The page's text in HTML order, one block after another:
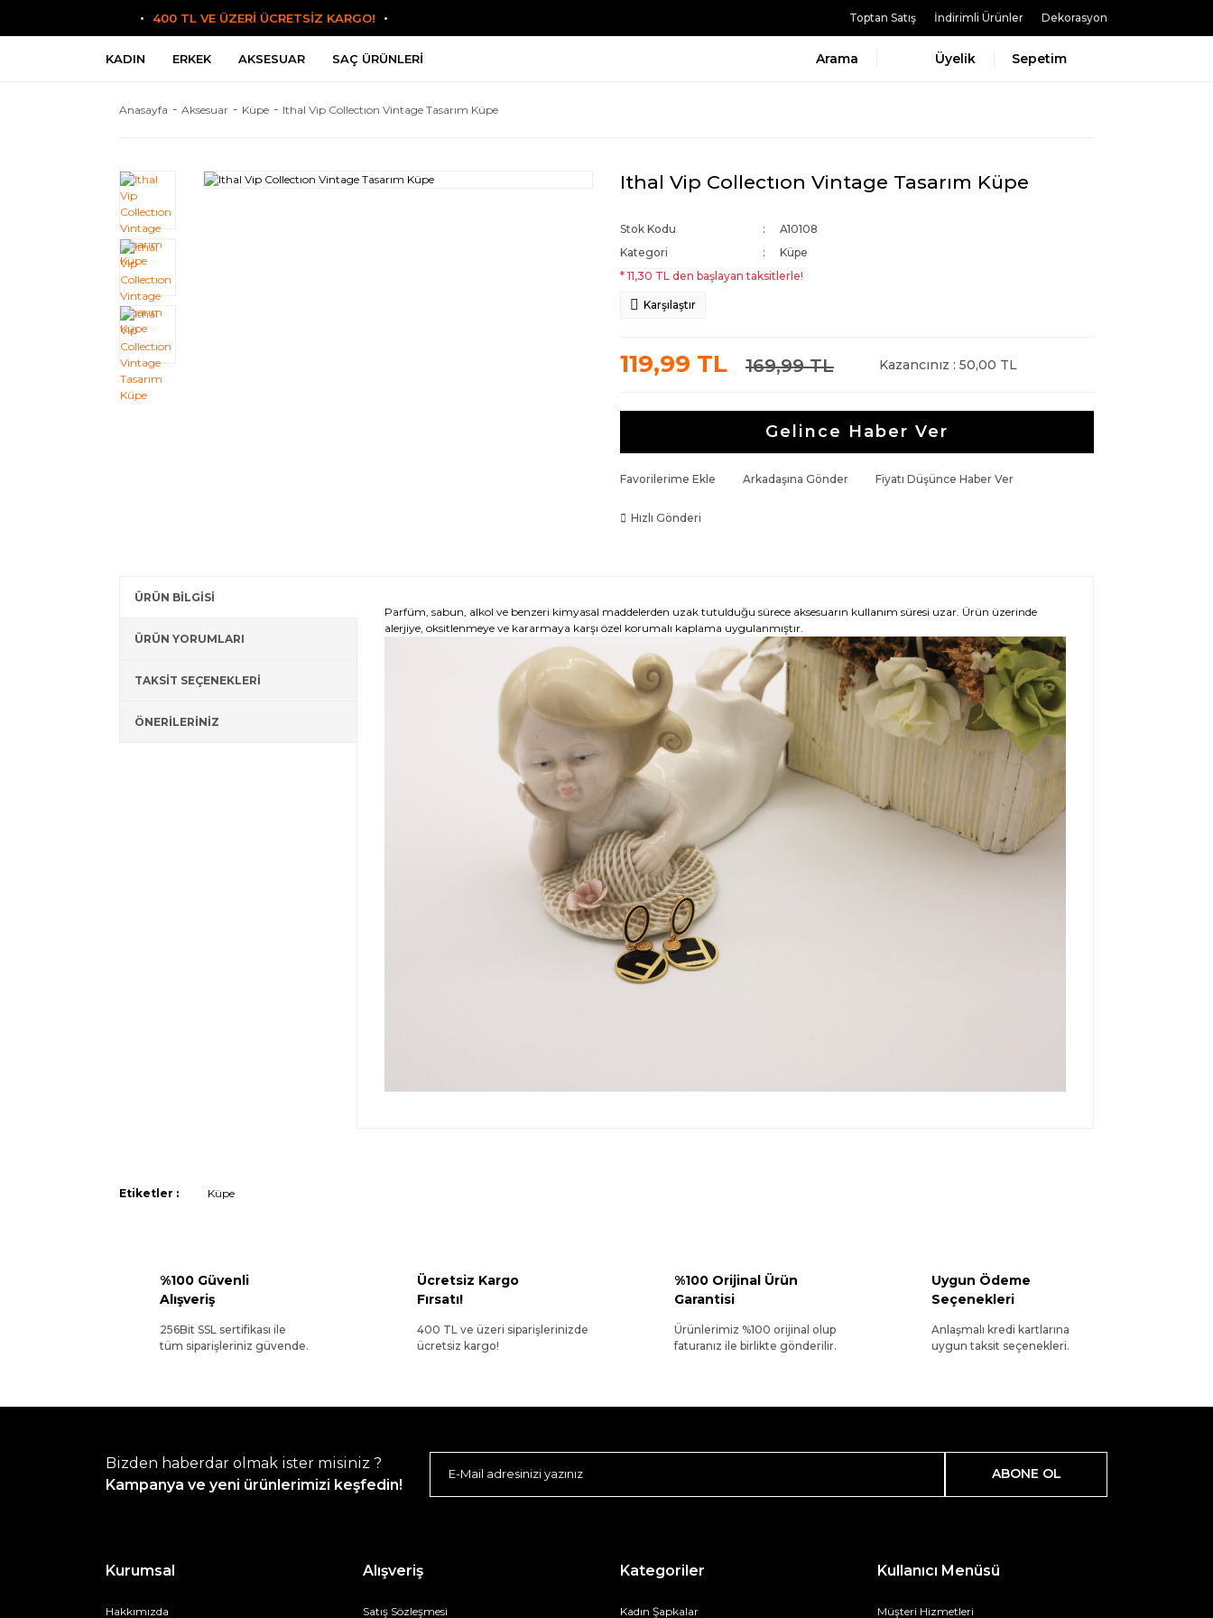
400 TL VE ÜZERİ ÜCRETSİZ KARGO! Toptan Satış İndirimli Ürünler Dekorasyon
KADIN ERKEK AKSESUAR SAÇ ÜRÜNLERI Arama Üyelik Sepetim
Anasayfa Aksesuar Küpe Ithal Vip Collectıon Vintage Tasarım Küpe
Ithal Vip Collectıon Vintage Tasarım Küpe
Stok Kodu
A10108
Kategori
Küpe
* 11,30 TL den başlayan taksitlerle!
Karşılaştır
119,99 TL 169,99 TL Kazancınız : 50,00 TL
Gelince Haber Ver
Favorilerime Ekle Arkadaşına Gönder Fiyatı Düşünce Haber Ver
Hızlı Gönderi
ÜRÜN BİLGİSİ
ÜRÜN YORUMLARI
TAKSİT SEÇENEKLERİ
ÖNERİLERİNİZ
Parfüm, sabun, alkol ve benzeri kimyasal maddelerden uzak tutulduğu sürece aksesuarın kullanım süresi uzar. Ürün üzerinde
alerjiye, oksitlenmeye ve kararmaya karşı özel korumalı kaplama uygulanmıştır.
Etiketler : Küpe
%100 Güvenli
Alışveriş
256Bit SSL sertifikası ile
tüm siparişleriniz güvende.
Ücretsiz Kargo
Fırsatı!
400 TL ve üzeri siparişlerinizde
ücretsiz kargo!
%100 Orijinal Ürün
Garantisi
Ürünlerimiz %100 orijinal olup
faturanız ile birlikte gönderilir.
Uygun Ödeme
Seçenekleri
Anlaşmalı kredi kartlarına
uygun taksit seçenekleri.
Bizden haberdar olmak ister misiniz ?
Kampanya ve yeni ürünlerimizi keşfedin!
ABONE OL
Kurumsal
Hakkımızda
Alışveriş
Satış Sözleşmesi
Kategoriler
Kadın Şapkalar
Kullanıcı Menüsü
Müşteri Hizmetleri